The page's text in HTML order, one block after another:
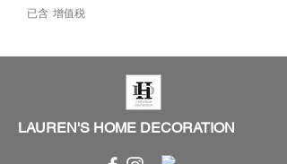
已含 增值税
LAUREN'S HOME DECORATION